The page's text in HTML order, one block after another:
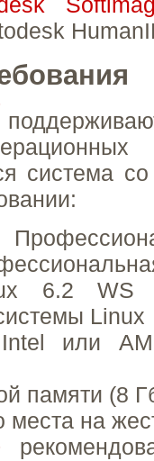
система
6.2
Linux
или
памяти (8
места на